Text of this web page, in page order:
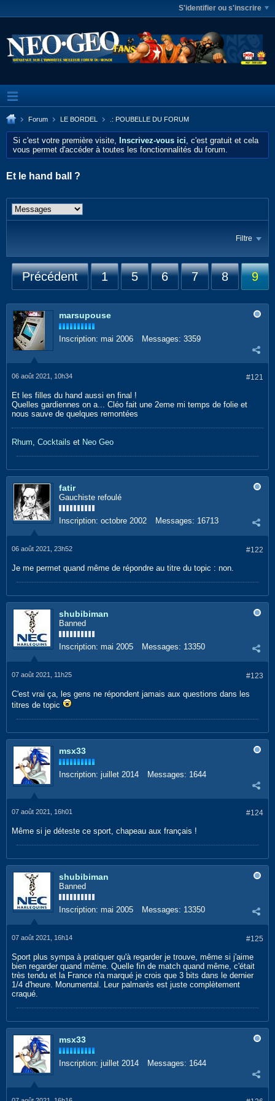
S'identifier ou s'inscrire
Forum LE BORDEL .: POUBELLE DU FORUM
Si c'est votre première visite, Inscrivez-vous ici, c'est gratuit et cela
vous permet d'accéder à toutes les fonctionnalités du forum.
Et le hand ball ?
Filtre
Précédent 1 5 6 7 8 9
marsupouse
Inscription: mai 2006 Messages: 3359
#121
06 août 2021, 10h34
Et les filles du hand aussi en final !
Quelles gardiennes on a... Cléo fait une 2eme mi temps de folie et
nous sauve de quelques remontées
Rhum, Cocktails et Neo Geo
fatir
Gauchiste refoulé
Inscription: octobre 2002 Messages: 16713
#122
06 août 2021, 23h52
Je me permet quand même de répondre au titre du topic : non.
shubibiman
Banned
Inscription: mai 2005 Messages: 13350
#123
07 août 2021, 11h25
C'est vrai ça, les gens ne répondent jamais aux questions dans les
titres de topic
msx33
Inscription: juillet 2014 Messages: 1644
#124
07 août 2021, 16h01
Même si je déteste ce sport, chapeau aux français !
shubibiman
Banned
Inscription: mai 2005 Messages: 13350
#125
07 août 2021, 16h14
Sport plus sympa à pratiquer qu'à regarder je trouve, même si j'aime
bien regarder quand même. Quelle fin de match quand même, c'était
très tendu et la France n'a marqué je crois que 3 bits dans le dernier
1/4 d'heure. Monumental. Leur palmarès est juste complètement
craqué.
msx33
Inscription: juillet 2014 Messages: 1644